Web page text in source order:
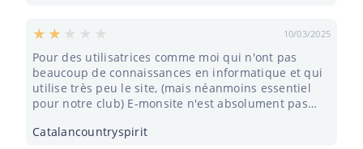
10/03/2025
Pour des utilisatrices comme moi qui n'ont pas
beaucoup de connaissances en informatique et qui
utilise très peu le site, (mais néanmoins essentiel
pour notre club) E-monsite n'est absolument pas
Catalancountryspirit